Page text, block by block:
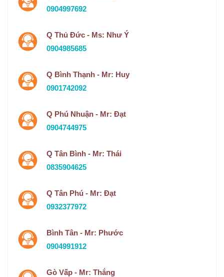
0904997692
Q Thủ Đức - Ms: Như Ý
0904985685
Q Bình Thạnh - Mr: Huy
0901742092
Q Phú Nhuận - Mr: Đạt
0904744975
Q Tân Bình - Mr: Thái
0835904625
Q Tân Phú - Mr: Đạt
0932377972
Bình Tân - Mr: Phước
0904991912
Gò Vấp - Mr: Thắng